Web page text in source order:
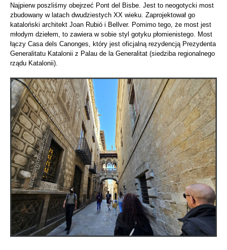
Najpierw poszliśmy obejrzeć Pont del Bisbe. Jest to neogotycki most
zbudowany w latach dwudziestych XX wieku. Zaprojektował go
kataloński architekt Joan Rubió i Bellver. Pomimo tego, że most jest
młodym dziełem, to zawiera w sobie styl gotyku płomienistego. Most
łączy Casa dels Canonges, który jest oficjalną rezydencją Prezydenta
Generalitatu Katalonii z Palau de la Generalitat (siedziba regionalnego
rządu Katalonii).